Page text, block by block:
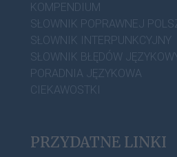
KOMPENDIUM
SŁOWNIK POPRAWNEJ
SŁOWNIK INTERPUNKCYJNY
SŁOWNIK BŁĘDÓW
PORADNIA JĘZYKOWA
CIEKAWOSTKI
PRZYDATNE LINKI